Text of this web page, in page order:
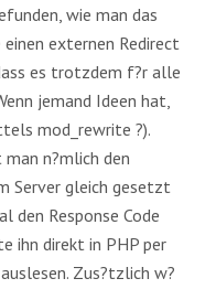
wie man das
externen Redirect
es trotzdem f?r alle
jemand Ideen hat,
mod_rewrite ?).
n?mlich den
Server gleich gesetzt
den Response Code
ihn direkt in PHP per
auslesen. Zus?tzlich w?